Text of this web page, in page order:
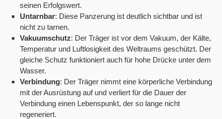
seinen Erfolgswert.
Untarnbar: Diese Panzerung ist deutlich sichtbar und ist
nicht zu tarnen.
Vakuumschutz: Der Träger ist vor dem Vakuum, der Kälte,
Temperatur und Luftlosigkeit des Weltraums geschützt. Der
gleiche Schutz funktioniert auch für hohe Drücke unter dem
Wasser.
Verbindung: Der Träger nimmt eine körperliche Verbindung
mit der Ausrüstung auf und verliert für die Dauer der
Verbindung einen Lebenspunkt, der so lange nicht
regeneriert.